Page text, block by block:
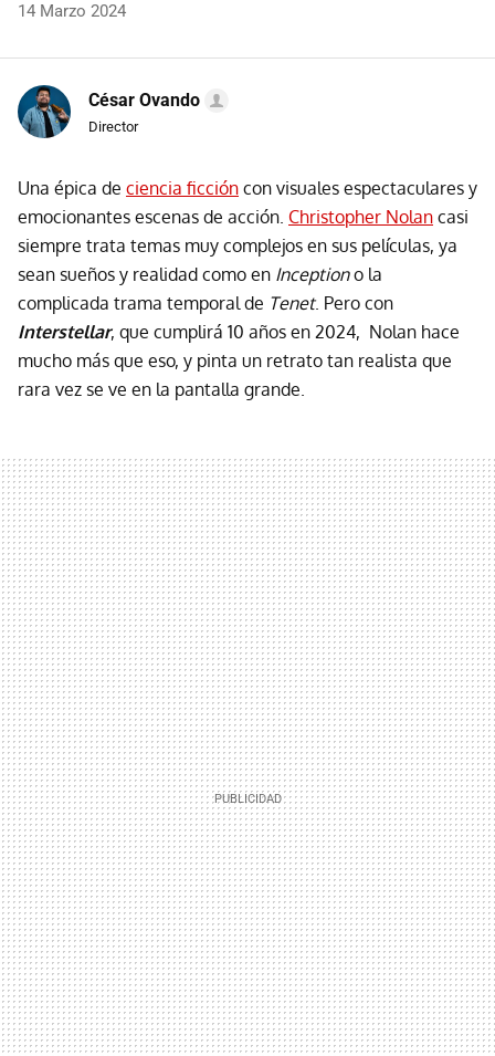
14 Marzo 2024
César Ovando
Director
Una épica de ciencia ficción con visuales espectaculares y
emocionantes escenas de acción. Christopher Nolan casi
siempre trata temas muy complejos en sus películas, ya
sean sueños y realidad como en Inceptiono la
complicada trama temporal de Tenet. Pero con
Interstellar, que cumplirá 10 años en 2024, Nolan hace
mucho más que eso, y pinta un retrato tan realista que
rara vez se ve en la pantalla grande.